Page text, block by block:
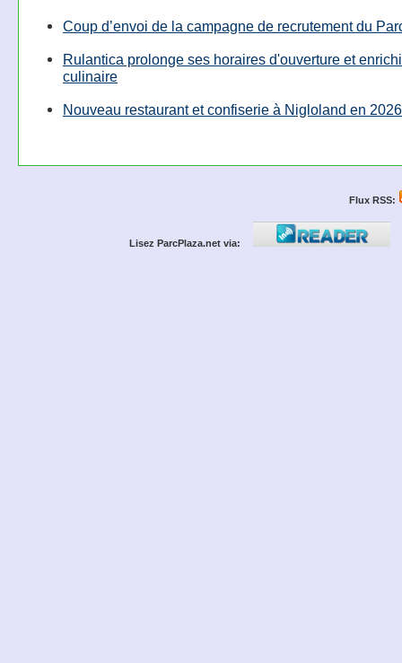
Coup d’envoi de la campagne de recrutement du
Rulantica prolonge ses horaires d'ouverture et
culinaire
Nouveau restaurant et confiserie à Nigloland en 2026
Flux RSS:
Lisez ParcPlaza.net via: